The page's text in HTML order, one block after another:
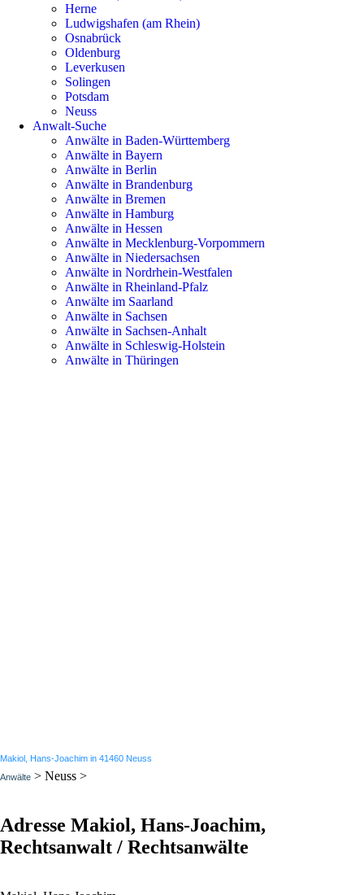
Herne
Ludwigshafen (am Rhein)
Osnabrück
Oldenburg
Leverkusen
Solingen
Potsdam
Neuss
Anwalt-Suche
Anwälte in Baden-Württemberg
Anwälte in Bayern
Anwälte in Berlin
Anwälte in Brandenburg
Anwälte in Bremen
Anwälte in Hamburg
Anwälte in Hessen
Anwälte in Mecklenburg-Vorpommern
Anwälte in Niedersachsen
Anwälte in Nordrhein-Westfalen
Anwälte in Rheinland-Pfalz
Anwälte im Saarland
Anwälte in Sachsen
Anwälte in Sachsen-Anhalt
Anwälte in Schleswig-Holstein
Anwälte in Thüringen
Makiol, Hans-Joachim in 41460 Neuss
Anwälte > Neuss >
Adresse Makiol, Hans-Joachim,
Rechtsanwalt / Rechtsanwälte